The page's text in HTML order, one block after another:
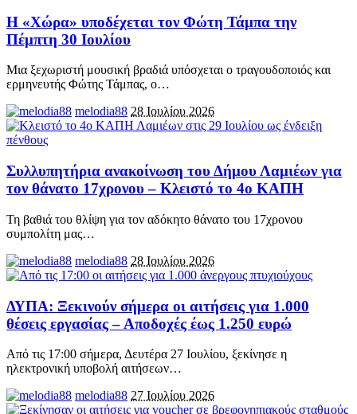
Η «Χώρα» υποδέχεται τον Φώτη Τάμπα την
Πέμπτη 30 Ιουλίου
Μια ξεχωριστή μουσική βραδιά υπόσχεται ο τραγουδοποιός και
ερμηνευτής Φώτης Τάμπας, ο…
melodia88 28 Ιουλίου 2026
Συλλυπητήρια ανακοίνωση του Δήμου Λαμιέων για
τον θάνατο 17χρονου – Κλειστό το 4ο ΚΑΠΗ
Τη βαθιά του θλίψη για τον αδόκητο θάνατο του 17χρονου
συμπολίτη μας…
melodia88 28 Ιουλίου 2026
ΔΥΠΑ: Ξεκινούν σήμερα οι αιτήσεις για 1.000
θέσεις εργασίας – Αποδοχές έως 1.250 ευρώ
Από τις 17:00 σήμερα, Δευτέρα 27 Ιουλίου, ξεκίνησε η
ηλεκτρονική υποβολή αιτήσεων…
melodia88 27 Ιουλίου 2026